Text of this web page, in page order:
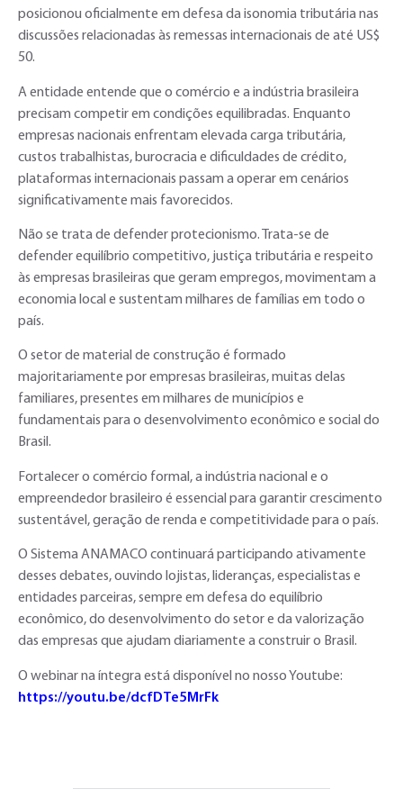
posicionou oficialmente em defesa da isonomia tributária nas
discussões relacionadas às remessas internacionais de até US$
50.
A entidade entende que o comércio e a indústria brasileira
precisam competir em condições equilibradas. Enquanto
empresas nacionais enfrentam elevada carga tributária,
custos trabalhistas, burocracia e dificuldades de crédito,
plataformas internacionais passam a operar em cenários
significativamente mais favorecidos.
Não se trata de defender protecionismo. Trata-se de
defender equilíbrio competitivo, justiça tributária e respeito
às empresas brasileiras que geram empregos, movimentam a
economia local e sustentam milhares de famílias em todo o
país.
O setor de material de construção é formado
majoritariamente por empresas brasileiras, muitas delas
familiares, presentes em milhares de municípios e
fundamentais para o desenvolvimento econômico e social do
Brasil.
Fortalecer o comércio formal, a indústria nacional e o
empreendedor brasileiro é essencial para garantir crescimento
sustentável, geração de renda e competitividade para o país.
O Sistema ANAMACO continuará participando ativamente
desses debates, ouvindo lojistas, lideranças, especialistas e
entidades parceiras, sempre em defesa do equilíbrio
econômico, do desenvolvimento do setor e da valorização
das empresas que ajudam diariamente a construir o Brasil.
O webinar na íntegra está disponível no nosso Youtube:
https://youtu.be/dcfDTe5MrFk